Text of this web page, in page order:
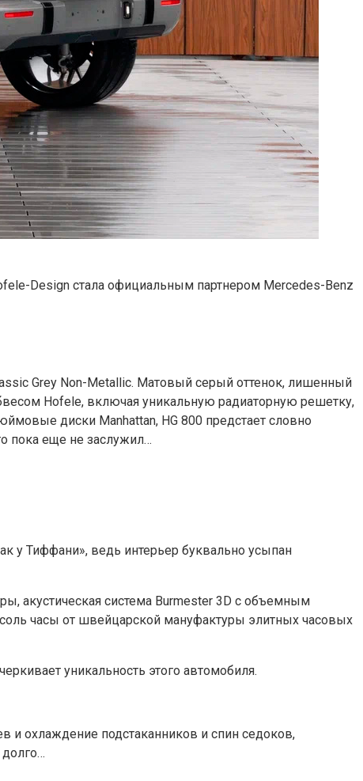
Design стала официальным партнером Mercedes-Benz
Grey Non-Metallic. Матовый серый оттенок, лишенный
Hofele, включая уникальную радиаторную решетку,
диски Manhattan, HG 800 предстает словно
пока еще не заслужил…
у Тиффани», ведь интерьер буквально усыпан
акустическая система Burmester 3D с объемным
часы от швейцарской мануфактуры элитных часовых
уникальность этого автомобиля.
и охлаждение подстаканников и спин седоков,